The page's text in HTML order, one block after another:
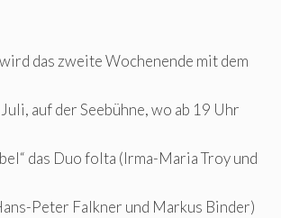
das zweite Wochenende mit dem
auf der Seebühne, wo ab 19 Uhr
das Duo folta (Irma-Maria Troy und
Peter Falkner und Markus Binder)